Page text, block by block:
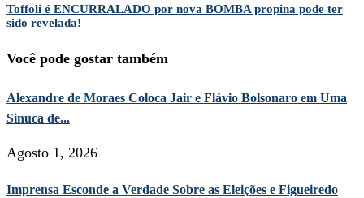
Toffoli é ENCURRALADO por nova BOMBA propina pode ter
sido revelada!
Você pode gostar também
Alexandre de Moraes Coloca Jair e Flávio Bolsonaro em Uma
Sinuca de...
Agosto 1, 2026
Imprensa Esconde a Verdade Sobre as Eleições e Figueiredo